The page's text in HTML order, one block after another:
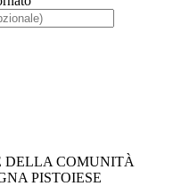
DELLA COMUNITÀ
PISTOIESE